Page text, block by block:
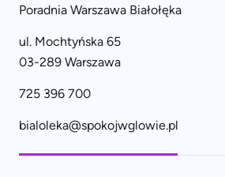
Poradnia Warszawa Białołęka
ul. Mochtyńska 65
03-289 Warszawa
725 396 700
bialoleka@spokojwglowie.pl